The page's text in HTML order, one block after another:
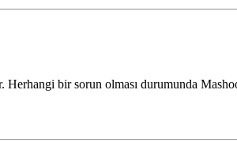
Herhangi bir sorun olması durumunda